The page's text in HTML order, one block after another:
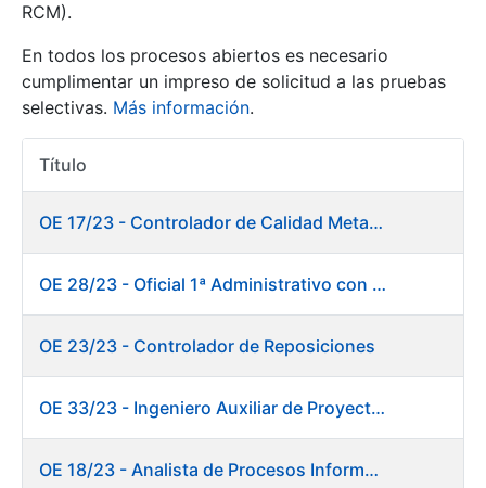
Mostrar/Ocultar
Mostrar/Ocultar
Mostrar/Ocultar
Mostrar/Ocultar
RCM).
En todos los procesos abiertos es necesario
cumplimentar un impreso de solicitud a las pruebas
selectivas. Más información.
Título
OE 17/23 - Controlador de Calidad Metalurgia
OE 28/23 - Oficial 1ª Administrativo con inglés y francés
OE 23/23 - Controlador de Reposiciones
OE 33/23 - Ingeniero Auxiliar de Proyectos. Marketing
OE 18/23 - Analista de Procesos Informáticos